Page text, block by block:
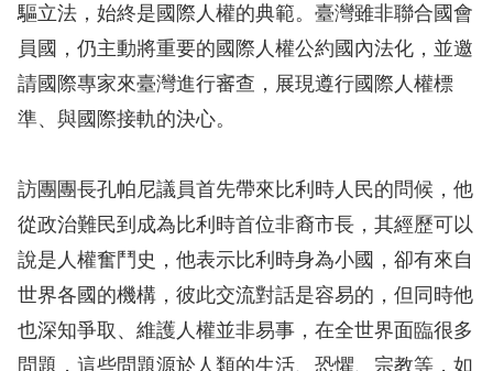
人
權
業
務
核
心
人
權
公
約
驅立法，始終是國際人權的典範。臺灣雖非聯合國會
員國，仍主動將重要的國際人權公約國內法化，並邀
請國際專家來臺灣進行審查，展現遵行國際人權標
準、與國際接軌的決心。
訪團團長孔帕尼議員首先帶來比利時人民的問候，他
從政治難民到成為比利時首位非裔市長，其經歷可以
說是人權奮鬥史，他表示比利時身為小國，卻有來自
世界各國的機構，彼此交流對話是容易的，但同時他
也深知爭取、維護人權並非易事，在全世界面臨很多
問題，這些問題源於人類的生活、恐懼、宗教等，如